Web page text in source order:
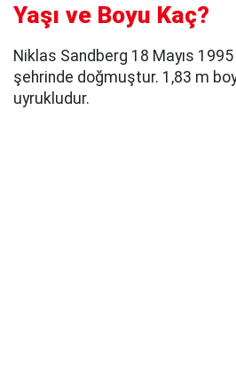
Yaşı ve Boyu Kaç?
Niklas Sandberg 18 Mayıs
şehrinde doğmuştur. 1,83 m
uyrukludur.